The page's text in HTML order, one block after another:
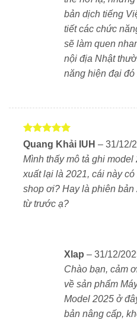
Công nghệ sấy Block trên
một chiếc điều hòa
ổn định ở ~65°C. Ưu điểm:
Không làm nhăn hoặc
Giữ độ mềm mại, thơm
Ngoài ra, máy sử dụng
giúp đẩy nhanh quá trình
điện năng.
Panasonic NA-LX113DL
mỗi khi giặt xong:
Tự bơm nước + tẩy rửa
bản dịch tiếng
tiết các chức
sẽ làm quen
nội địa Nhật
năng hiện đại đó
Được xếp
hạng
55
sao
Quang Khải IUH – 31/12/
Mình thấy mô tả ghi
xuất lại là 2021, cái này
shop ơi? Hay là phiên
từ trước ạ?
Xlap – 31/12/
Chào bạn, cảm
về sản phẩm
Model 2025 ở
bản nâng cấp,